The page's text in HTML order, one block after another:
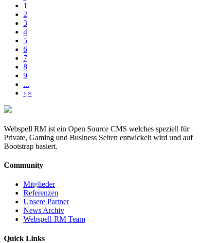
1
2
3
4
5
6
7
8
9
...
› »
Webspell RM ist ein Open Source CMS welches speziell für
Private, Gaming und Business Seiten entwickelt wird und auf
Bootstrap basiert.
Community
Mitglieder
Referenzen
Unsere Partner
News Archiv
Webspell-RM Team
Quick Links